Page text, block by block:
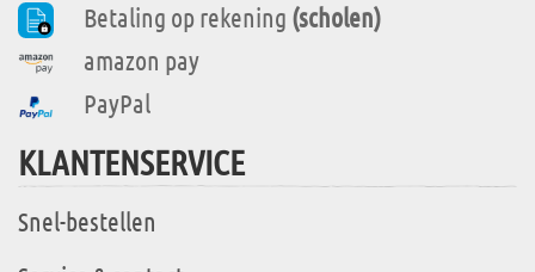
Betaling op rekening (scholen)
amazon pay
PayPal
KLANTENSERVICE
Snel-bestellen